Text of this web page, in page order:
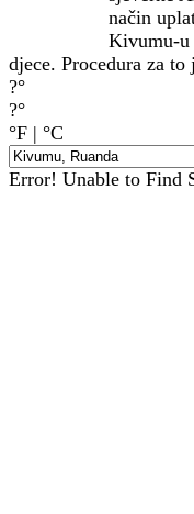
način
Kivumu-u
djece. Procedura za to
?°
?°
°F | °C
Error! Unable to Find